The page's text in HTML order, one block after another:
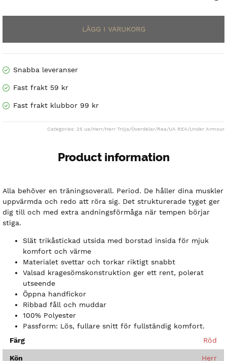
was:
is:
Snabba leveranser
Fast frakt 59 kr
Fast frakt klubbor 99 kr
Categories: 25 ua/Herr/Herr Tröja/Överdelar/Rea/UA REA/Under Armour
Product information
Alla behöver en träningsoverall. Period. De håller dina muskler
uppvärmda och redo att röra sig. Det strukturerade tyget ger
dig till och med extra andningsförmåga när tempen börjar
stiga.
Slät trikåstickad utsida med borstad insida för mjuk
komfort och värme
Materialet svettar och torkar riktigt snabbt
Valsad kragesömskonstruktion ger ett rent, polerat
utseende
Öppna handfickor
Ribbad fåll och muddar
100% Polyester
Passform: Lös, fullare snitt för fullständig komfort.
Färg
Röd
Kön Herr